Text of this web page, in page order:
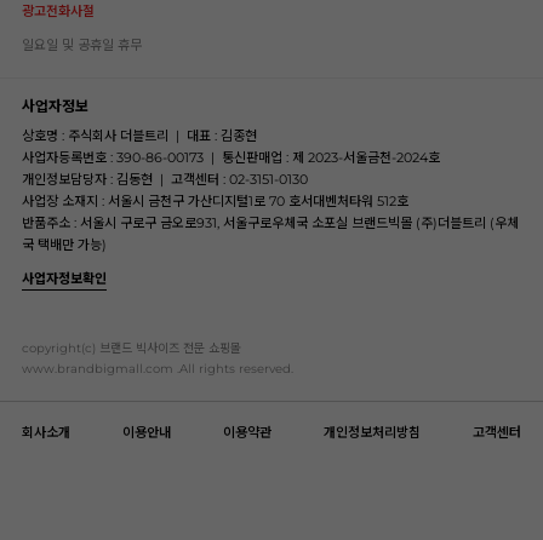
광고전화사절
일요일 및 공휴일 휴무
사업자정보
상호명 : 주식회사 더블트리 | 대표 : 김종현
사업자등록번호 : 390-86-00173 | 통신판매업 : 제 2023-서울금천-2024호
개인정보담당자 : 김동현 | 고객센터 : 02-3151-0130
사업장 소재지 : 서울시 금천구 가산디지털1로 70 호서대벤처타워 512호
반품주소 : 서울시 구로구 금오로931, 서울구로우체국 소포실 브랜드빅몰 (주)더블트리 (우체
국 택배만 가능)
사업자정보확인
copyright(c) 브랜드 빅사이즈 전문 쇼핑몰
www.brandbigmall.com .All rights reserved.
회사소개 이용안내 이용약관 개인정보처리방침 고객센터